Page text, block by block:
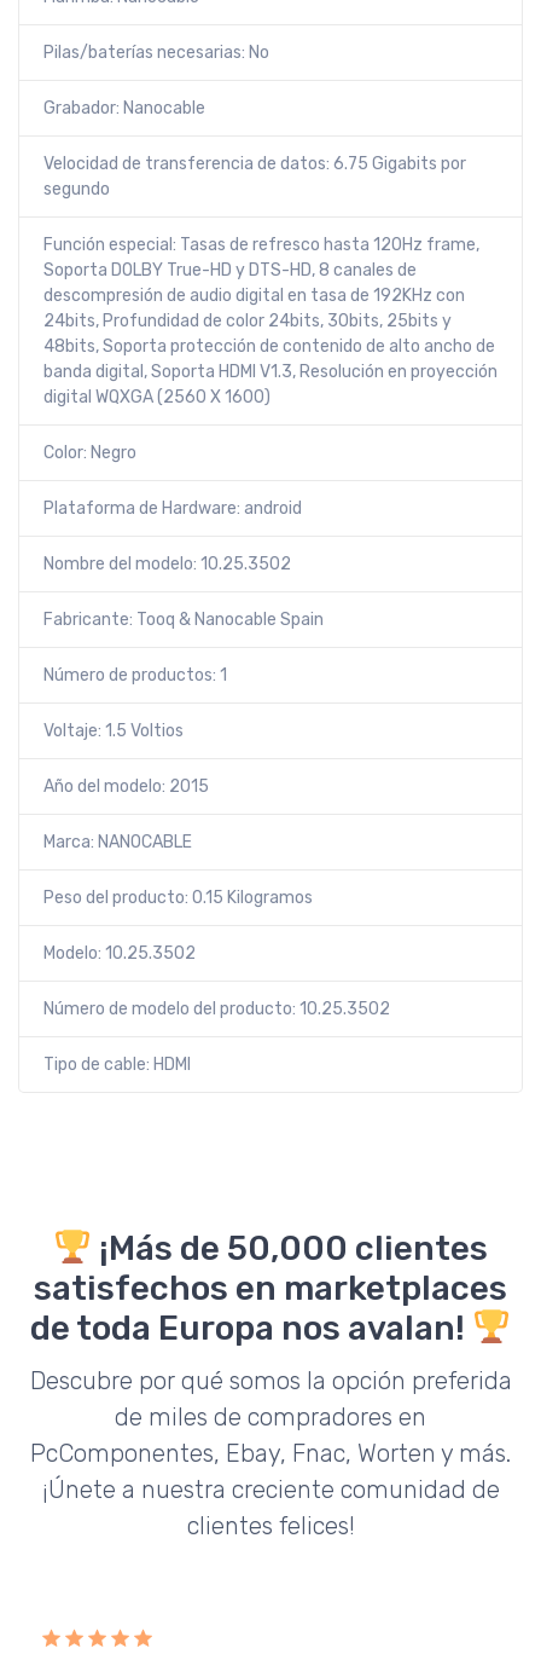
Pilas/baterías necesarias: No
Grabador: Nanocable
Velocidad de transferencia de datos: 6.75 Gigabits por
segundo
Función especial: Tasas de refresco hasta 120Hz frame,
Soporta DOLBY True-HD y DTS-HD, 8 canales de
descompresión de audio digital en tasa de 192KHz con
24bits, Profundidad de color 24bits, 30bits, 25bits y
48bits, Soporta protección de contenido de alto ancho de
banda digital, Soporta HDMI V1.3, Resolución en proyección
digital WQXGA (2560 X 1600)
Color: Negro
Plataforma de Hardware: android
Nombre del modelo: 10.25.3502
Fabricante: Tooq & Nanocable Spain
Número de productos: 1
Voltaje: 1.5 Voltios
Año del modelo: 2015
Marca: NANOCABLE
Peso del producto: 0.15 Kilogramos
Modelo: 10.25.3502
Número de modelo del producto: 10.25.3502
Tipo de cable: HDMI
¡Más de 50,000 clientes
satisfechos en marketplaces
de toda Europa nos avalan!
Descubre por qué somos la opción preferida
de miles de compradores en
PcComponentes, Ebay, Fnac, Worten y más.
¡Únete a nuestra creciente comunidad de
clientes felices!